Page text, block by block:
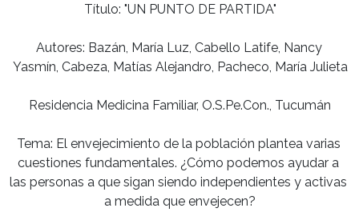
Título: "UN PUNTO DE PARTIDA"
Autores: Bazán, María Luz, Cabello Latife, Nancy
Yasmín, Cabeza, Matías Alejandro, Pacheco, María Julieta
Residencia Medicina Familiar, O.S.Pe.Con., Tucumán
Tema: El envejecimiento de la población plantea varias
cuestiones fundamentales. ¿Cómo podemos ayudar a
las personas a que sigan siendo independientes y activas
a medida que envejecen?